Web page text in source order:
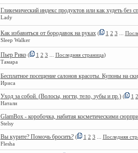
Гликемический индекс продуктов или как худеть без
Lady
Как избавиться от бородавок на руках ( 1 2 3
Sleep Walker
Пьер Рико ( 1 2 3 Последняя страница)
Тамара
Бесплатное посещение салонов красоты. Купоны на
Ириса
Уход за собой. (Волосы, ногти, тело, зубы и пр.) ( 1 2
Натали
GlamBox - коробочка, набитая косметическими
Stelsy
Вы курите? Помочь бросить? ( 1 2 3 Последняя
Flesha